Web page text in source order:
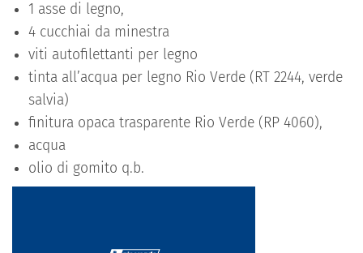
1 asse di legno,
4 cucchiai da minestra
viti autofilettanti per legno
tinta all’acqua per legno Rio Verde (RT 2244, verde
salvia)
finitura opaca trasparente Rio Verde (RP 4060),
acqua
olio di gomito q.b.